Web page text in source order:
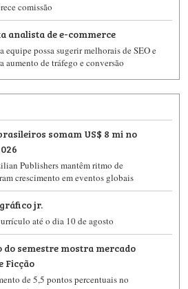
comissão
analista de e-commerce
equipe possa sugerir melhorais de SEO e
aumento de tráfego e conversão
somam US$ 8 mi no
Publishers mantêm ritmo de
crescimento em eventos globais
jr.
até o dia 10 de agosto
do semestre mostra mercado
Ficção
de 5,5 pontos percentuais no